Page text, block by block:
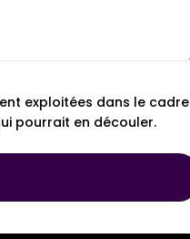
exploitées dans le cadre
pourrait en découler.